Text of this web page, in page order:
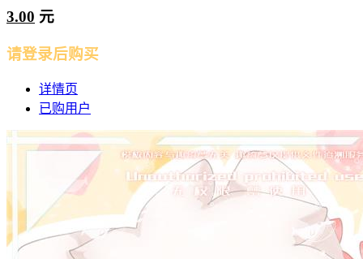
3.00 元
请登录后购买
详情页
已购用户